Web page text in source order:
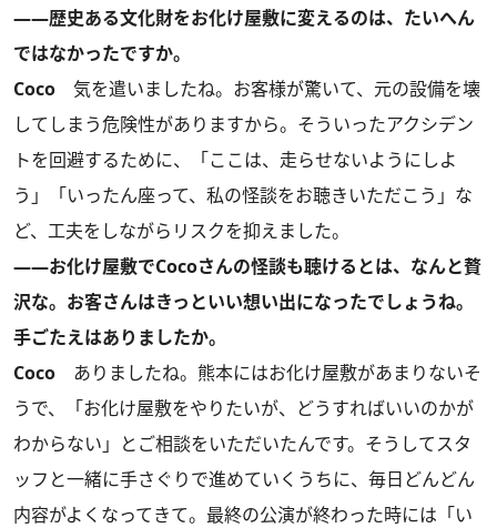
――歴史ある文化財をお化け屋敷に変えるのは、たいへん
ではなかったですか。
Coco 気を遣いましたね。お客様が驚いて、元の設備を壊
してしまう危険性がありますから。そういったアクシデン
トを回避するために、「ここは、走らせないようにしよ
う」「いったん座って、私の怪談をお聴きいただこう」な
ど、工夫をしながらリスクを抑えました。
――お化け屋敷でCocoさんの怪談も聴けるとは、なんと贅
沢な。お客さんはきっといい想い出になったでしょうね。
手ごたえはありましたか。
Coco ありましたね。熊本にはお化け屋敷があまりないそ
うで、「お化け屋敷をやりたいが、どうすればいいのかが
わからない」とご相談をいただいたんです。そうしてスタ
ッフと一緒に手さぐりで進めていくうちに、毎日どんどん
内容がよくなってきて。最終の公演が終わった時には「い